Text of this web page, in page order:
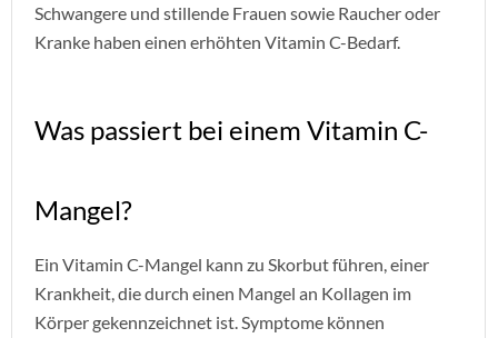
Schwangere und stillende Frauen sowie Raucher oder
Kranke haben einen erhöhten Vitamin C-Bedarf.
Was passiert bei einem Vitamin C-
Mangel?
Ein Vitamin C-Mangel kann zu Skorbut führen, einer
Krankheit, die durch einen Mangel an Kollagen im
Körper gekennzeichnet ist. Symptome können